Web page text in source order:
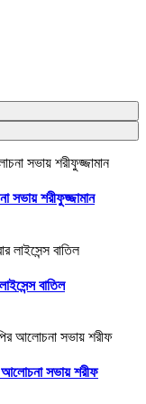
সভায় শরীফুজ্জামান
বাতিল
আলোচনা সভায় শরীফ